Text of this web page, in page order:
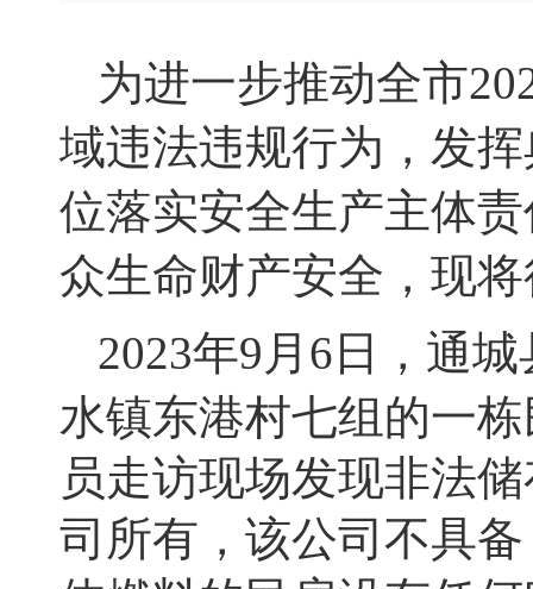
为进一步推动全市
域违法违规行为，发
位落实安全生产主体
众生命财产安全，现将
2023年9 月 6 日，通
水镇东港村七组的一
员走访现场发现非法
司所有，该公司不具